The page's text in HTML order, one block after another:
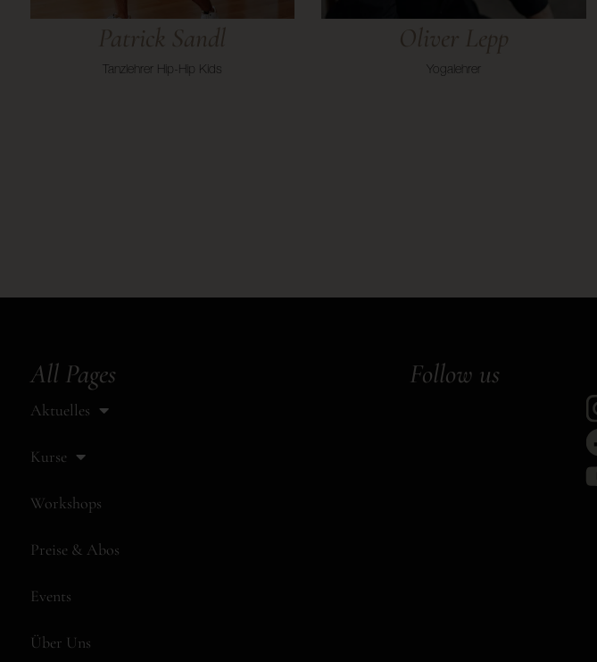
Patrick Sandl
Tanzlehrer Hip-Hip Kids
Oliver Lepp
Yogalehrer
All Pages
Aktuelles
Kurse
Workshops
Preise & Abos
Events
Über Uns
Follow us